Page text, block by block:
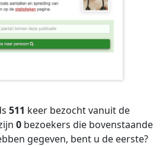
511 keer bezocht vanuit de
0 bezoekers die bovenstaande
gegeven, bent u de eerste?